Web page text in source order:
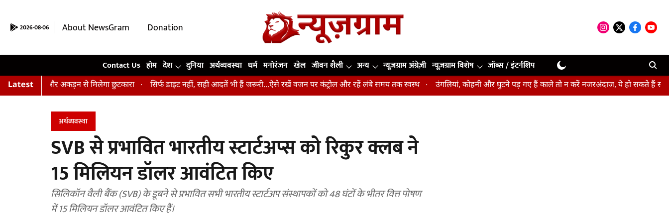
2026-08-06 About NewsGram
Donation
Contact Us होम देश दुनिया अर्थव्यवस्था धर्म मनोरंजन खेल जीवन शैली अन्य न्यूज़ग्राम अंग्रेज़ी न्यूज़ग्राम विशेष जॉब्स / इंटर्नशिप
Latest
और अकड़न से मिलेगा छुटकारा सिर्फ डाइट नहीं, सही आदतें भी हैं जरूरी...ऐसे रखें वजन पर कंट्रोल और रहें लंबे समय तक स्वस्थ उंगलियां, कोहनी और घुटने पड़ गए हैं काले तो न करें नजरअंदाज, ये हो सकते हैं संकेत
अर्थव्यवस्था
SVB से प्रभावित भारतीय स्टार्टअप्स को रिकुर क्लब ने
15 मिलियन डॉलर आवंटित किए
सिलिकॉन वैली बैंक (SVB) के डूबने से प्रभावित सभी भारतीय स्टार्टअप संस्थापकों को 48 घंटों के भीतर वित्त पोषण
में 15 मिलियन डॉलर आवंटित किए हैं।